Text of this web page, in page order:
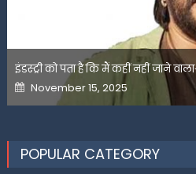
इंडस्ट्री को पता है कि मैं कहीं नहीं जाने
Posted
on
November 15, 2025
POPULAR CATEGORY